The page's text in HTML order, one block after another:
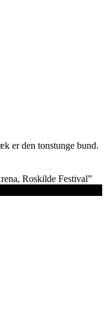
er den tonstunge bund.
Roskilde Festival”